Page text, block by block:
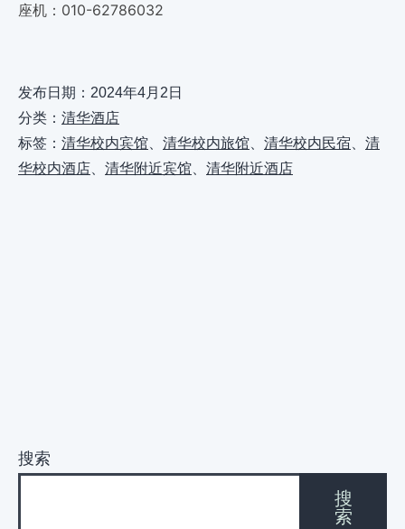
座机：010-62786032
发布日期： 2024年4月2日
分类： 清华酒店
标签： 清华校内宾馆 清华校内旅馆 清华校内民宿
清
华校内酒店
清华附近宾馆 清华附近酒店
搜索
搜
索